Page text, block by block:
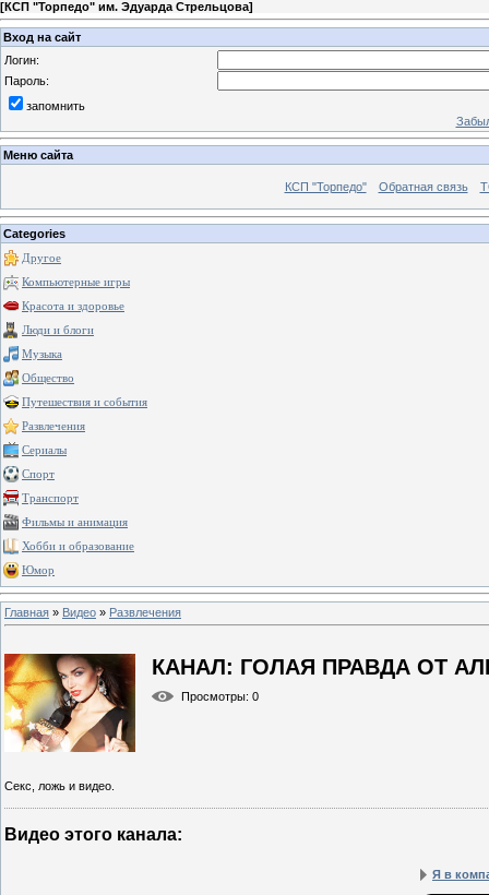
[КСП "Торпедо" им. Эдуарда Стрельцова]
Вход на сайт
Логин:
Пароль:
запомнить
Меню сайта
КСП "Торпедо" Обратная связь
Categories
Другое
Компьютерные игры
Красота и здоровье
Люди и блоги
Музыка
Общество
Путешествия и события
Развлечения
Сериалы
Спорт
Транспорт
Фильмы и анимация
Хобби и образование
Юмор
Главная » Видео » Развлечения
КАНАЛ: ГОЛАЯ ПРАВДА ОТ
Просмотры: 0
Секс, ложь и видео.
Видео этого канала:
Я в